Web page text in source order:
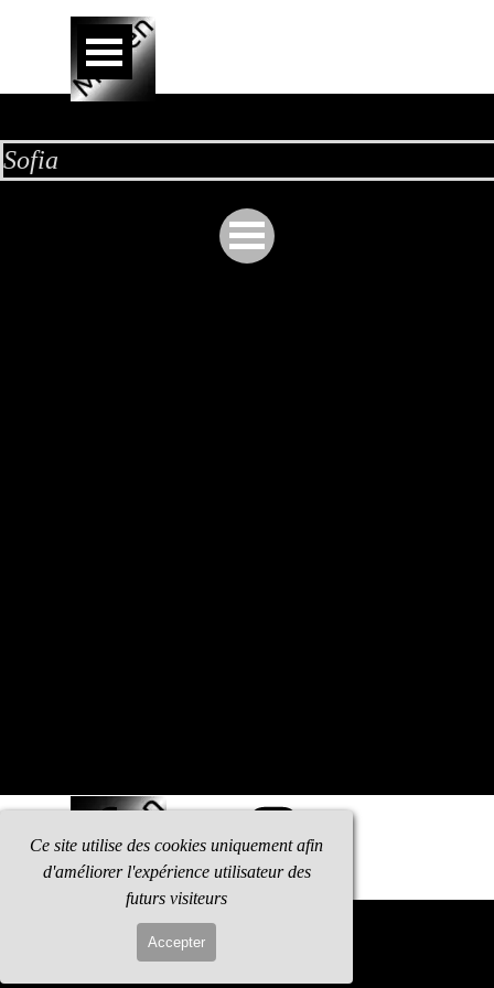
Ce site utilise des cookies uniquement afin
d'améliorer l'expérience utilisateur des
futurs visiteurs
Accepter
Sauter le menu
Sofia
Retourner au contenu